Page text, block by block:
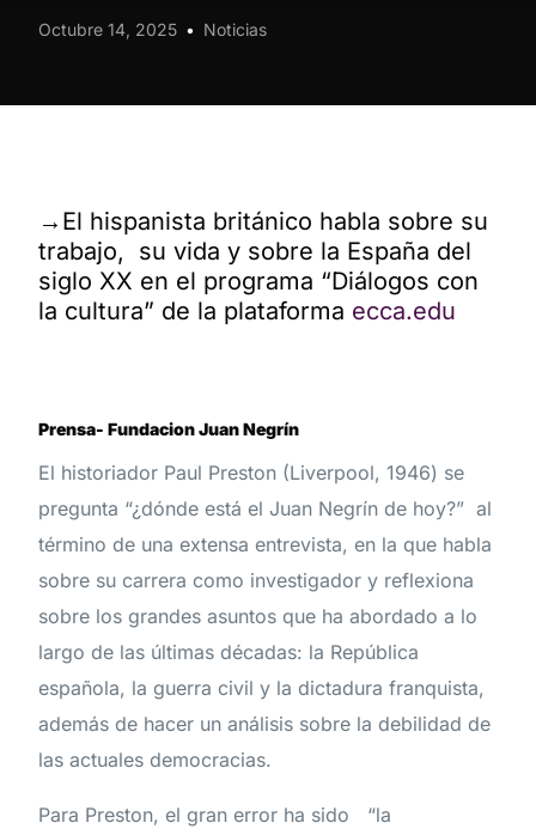
Octubre 14, 2025 Noticias
→El hispanista británico habla sobre su
trabajo, su vida y sobre la España del
siglo XX en el programa “Diálogos con
la cultura” de la plataforma ecca.edu
Prensa- Fundacion Juan Negrín
El historiador Paul Preston (Liverpool, 1946) se
pregunta “¿dónde está el Juan Negrín de hoy?” al
término de una extensa entrevista, en la que habla
sobre su carrera como investigador y reflexiona
sobre los grandes asuntos que ha abordado a lo
largo de las últimas décadas: la República
española, la guerra civil y la dictadura franquista,
además de hacer un análisis sobre la debilidad de
las actuales democracias.
Para Preston, el gran error ha sido “la